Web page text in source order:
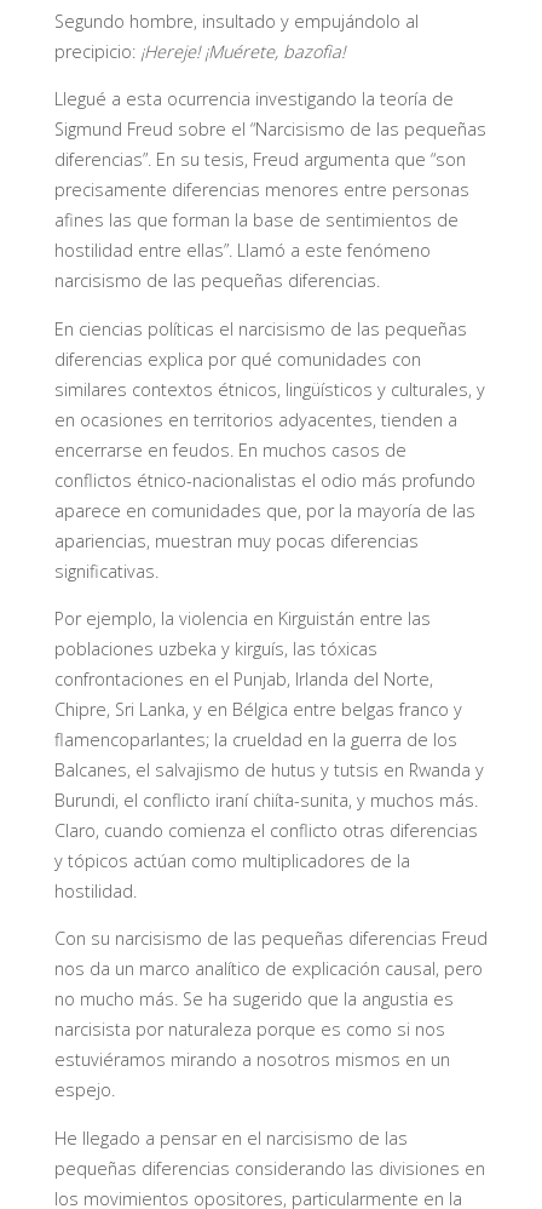
Segundo hombre, insultado y empujándolo al
precipicio: ¡Hereje! ¡Muérete, bazofia!
Llegué a esta ocurrencia investigando la teoría de
Sigmund Freud sobre el “Narcisismo de las pequeñas
diferencias”. En su tesis, Freud argumenta que “son
precisamente diferencias menores entre personas
afines las que forman la base de sentimientos de
hostilidad entre ellas”. Llamó a este fenómeno
narcisismo de las pequeñas diferencias.
En ciencias políticas el narcisismo de las pequeñas
diferencias explica por qué comunidades con
similares contextos étnicos, lingüísticos y culturales, y
en ocasiones en territorios adyacentes, tienden a
encerrarse en feudos. En muchos casos de
conflictos étnico-nacionalistas el odio más profundo
aparece en comunidades que, por la mayoría de las
apariencias, muestran muy pocas diferencias
significativas.
Por ejemplo, la violencia en Kirguistán entre las
poblaciones uzbeka y kirguís, las tóxicas
confrontaciones en el Punjab, Irlanda del Norte,
Chipre, Sri Lanka, y en Bélgica entre belgas franco y
flamencoparlantes; la crueldad en la guerra de los
Balcanes, el salvajismo de hutus y tutsis en Rwanda y
Burundi, el conflicto iraní chiíta-sunita, y muchos más.
Claro, cuando comienza el conflicto otras diferencias
y tópicos actúan como multiplicadores de la
hostilidad.
Con su narcisismo de las pequeñas diferencias Freud
nos da un marco analítico de explicación causal, pero
no mucho más. Se ha sugerido que la angustia es
narcisista por naturaleza porque es como si nos
estuviéramos mirando a nosotros mismos en un
espejo.
He llegado a pensar en el narcisismo de las
pequeñas diferencias considerando las divisiones en
los movimientos opositores, particularmente en la